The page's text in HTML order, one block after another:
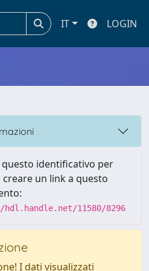
IT LOGIN
questo identificativo per
creare un link a questo
11580/8296
I dati visualizzati